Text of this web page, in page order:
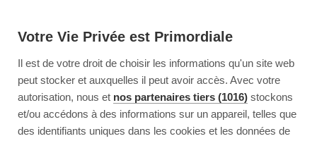
Votre Vie Privée est Primordiale
Il est de votre droit de choisir les informations qu'un site web
peut stocker et auxquelles il peut avoir accès. Avec votre
autorisation, nous et nos partenaires tiers (1016) stockons
et/ou accédons à des informations sur un appareil, telles que
des identifiants uniques dans les cookies et les données de